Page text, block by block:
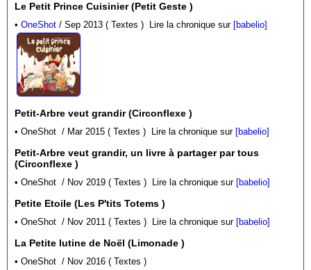
Le Petit Prince Cuisinier (Petit Geste )
•OneShot / Sep 2013 ( Textes ) Lire la chronique sur [babelio]
Petit-Arbre veut grandir (Circonflexe )
• OneShot / Mar 2015 ( Textes ) Lire la chronique sur [babelio]
Petit-Arbre veut grandir, un livre à partager par tous
(Circonflexe )
• OneShot / Nov 2019 ( Textes ) Lire la chronique sur [babelio]
Petite Etoile (Les P'tits Totems )
• OneShot / Nov 2011 ( Textes ) Lire la chronique sur [babelio]
La Petite lutine de Noël (Limonade )
• OneShot / Nov 2016 ( Textes )